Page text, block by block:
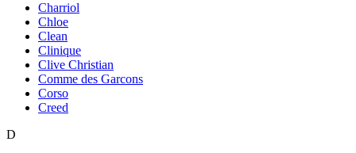
Charriol
Chloe
Clean
Clinique
Clive Christian
Comme des Garcons
Corso
Creed
D